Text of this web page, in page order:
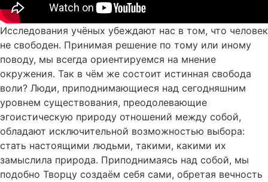
Исследования учёных убеждают нас в том, что человек
не свободен. Принимая решение по тому или иному
поводу, мы всегда ориентируемся на мнение
окружения. Так в чём же состоит истинная свобода
воли? Люди, приподнимающиеся над сегодняшним
уровнем существования, преодолевающие
эгоистическую природу отношений между собой,
обладают исключительной возможностью выбора:
стать настоящими людьми, такими, какими их
замыслила природа. Приподнимаясь над собой, мы
подобно Творцу создаём себя сами, обретая вечность